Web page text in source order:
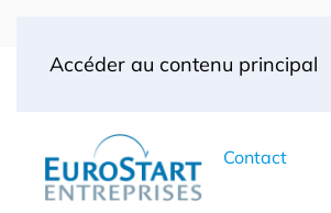
Accéder au contenu principal
Contact